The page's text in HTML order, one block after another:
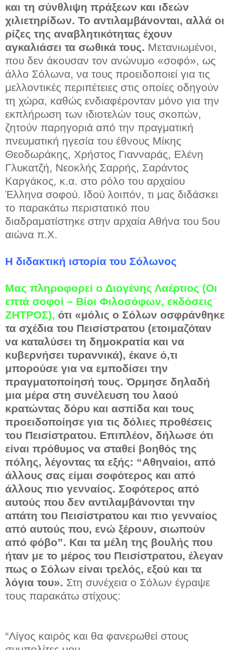
και τη σύνθλιψη πράξεων και ιδεών
χιλιετηρίδων. Το αντιλαμβάνονται, αλλά οι
ρίζες της αναβλητικότητας έχουν
αγκαλιάσει τα σωθικά τους. Μετανιωμένοι,
που δεν άκουσαν τον ανώνυμο «σοφό», ως
άλλο Σόλωνα, να τους προειδοποιεί για τις
μελλοντικές περιπέτειες στις οποίες οδηγούν
τη χώρα, καθώς ενδιαφέρονταν μόνο για την
εκπλήρωση των ιδιοτελών τους σκοπών,
ζητούν παρηγοριά από την πραγματική
πνευματική ηγεσία του έθνους Μίκης
Θεοδωράκης, Χρήστος Γιανναράς, Ελένη
Γλυκατζή, Νεοκλής Σαρρής, Σαράντος
Καργάκος, κ.α. στο ρόλο του αρχαίου
Έλληνα σοφού. Ιδού λοιπόν, τι μας διδάσκει
το παρακάτω περιστατικό που
διαδραματίστηκε στην αρχαία Αθήνα του 5ου
αιώνα π.Χ.
Η διδακτική ιστορία του Σόλωνος
Μας πληροφορεί ο Διογένης Λαέρτιος (Οι
επτά σοφοί – Βίοι Φιλοσόφων, εκδόσεις
ΖΗΤΡΟΣ), ότι «μόλις ο Σόλων οσφράνθηκε
τα σχέδια του Πεισίστρατου (ετοιμαζόταν
να καταλύσει τη δημοκρατία και να
κυβερνήσει τυραννικά), έκανε ό,τι
μπορούσε για να εμποδίσει την
πραγματοποίησή τους. Όρμησε δηλαδή
μια μέρα στη συνέλευση του λαού
κρατώντας δόρυ και ασπίδα και τους
προειδοποίησε για τις δόλιες προθέσεις
του Πεισίστρατου. Επιπλέον, δήλωσε ότι
είναι πρόθυμος να σταθεί βοηθός της
πόλης, λέγοντας τα εξής: “Αθηναίοι, από
άλλους σας είμαι σοφότερος και από
άλλους πιο γενναίος. Σοφότερος από
αυτούς που δεν αντιλαμβάνονται την
απάτη του Πεισίστρατου και πιο γενναίος
από αυτούς που, ενώ ξέρουν, σιωπούν
από φόβο”. Και τα μέλη της βουλής που
ήταν με το μέρος του Πεισίστρατου, έλεγαν
πως ο Σόλων είναι τρελός, εξού και τα
λόγια του». Στη συνέχεια ο Σόλων έγραψε
τους παρακάτω στίχους:
“Λίγος καιρός και θα φανερωθεί στους